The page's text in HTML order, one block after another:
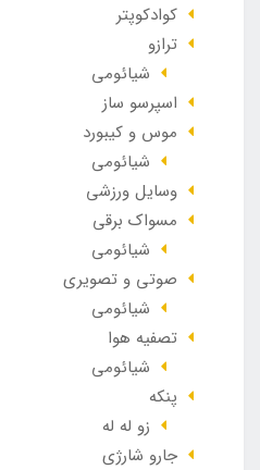
کوادکوپتر
ترازو
شیائومی
اسپرسو ساز
موس و کیبورد
شیائومی
وسایل ورزشی
مسواک برقی
شیائومی
صوتی و تصویری
شیائومی
تصفیه هوا
شیائومی
پنکه
زو له له
جارو شارژی